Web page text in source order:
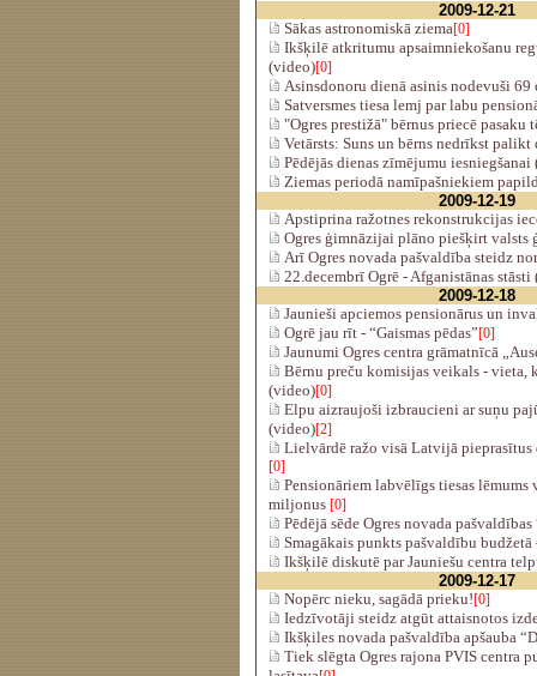
2009-12-21
Sākas astronomiskā ziema[0]
Ikšķilē atkritumu apsaimniekošanu
(video)[0]
Asinsdonoru dienā asinis nodevuši
Satversmes tiesa lemj par labu
"Ogres prestižā" bērnus priecē
Vetārsts: Suns un bērns nedrīkst
Pēdējās dienas zīmējumu iesniegšanai
Ziemas periodā namīpašniekiem
2009-12-19
Apstiprina ražotnes rekonstrukcijas
Ogres ģimnāzijai plāno piešķirt valsts
Arī Ogres novada pašvaldība steidz
22.decembrī Ogrē - Afganistānas stāsti
2009-12-18
Jaunieši apciemos pensionārus un
Ogrē jau rīt - “Gaismas pēdas”[0]
Jaunumi Ogres centra grāmatnīcā
Bērnu preču komisijas veikals - vieta,
(video)[0]
Elpu aizraujoši izbraucieni ar suņu
(video)[2]
Lielvārdē ražo visā Latvijā pieprasītus
[0]
Pensionāriem labvēlīgs tiesas lēmums
miljonus [0]
Pēdējā sēde Ogres novada pašvaldības
Smagākais punkts pašvaldību
Ikšķilē diskutē par Jauniešu centra
2009-12-17
Nopērc nieku, sagādā prieku![0]
Iedzīvotāji steidz atgūt attaisnotos
Ikšķiles novada pašvaldība apšauba
Tiek slēgta Ogres rajona PVIS centra